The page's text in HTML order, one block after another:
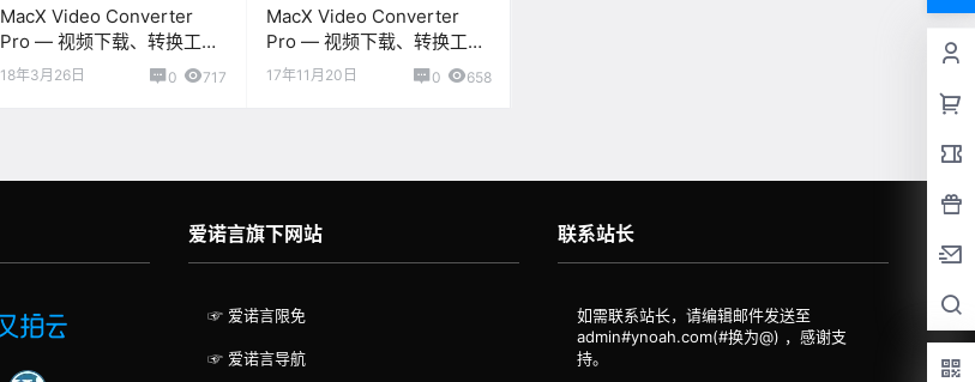
MacX Video Converter
Pro — 视频下载、转换工具
[Mac][$59.95→0]
18年3月26日 0 717
MacX Video Converter
Pro — 视频下载、转换工具
[Mac][$59.95→0]
17年11月20日 0 658
爱诺言旗下网站
☞ 爱诺言限免
☞ 爱诺言导航
联系站长
如需联系站长，请编辑邮件发送至
admin#ynoah.com(#换为@) ，感谢支
持。